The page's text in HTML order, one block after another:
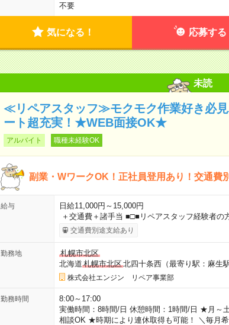
不要
気になる！ 応募する
未読
≪リペアスタッフ≫モクモク作業好き必
ート超充実！★WEB面接OK★
アルバイト 職種未経験OK
副業・WワークOK！正社員登用あり！交通費
給与
日給11,000円～15,000円
＋交通費＋諸手当 ■□■リペアスタッフ経験者
交通費別途支給あり
勤務地
札幌市北区
北海道札幌市北区北四十条西（最寄り駅：麻生駅
株式会社エンジン リペア事業部
勤務時間
8:00～17:00
実働時間：8時間/日 休憩時間：1時間/日 ★月
相談OK ★時期により連休取得も可能！ ＼毎月